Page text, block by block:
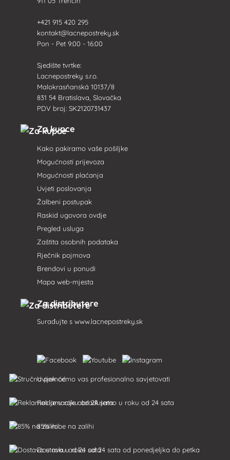
+421 915 420 295
kontakt@lacnepostreky.sk
Pon - Pet 9:00 - 16:00
Sjedište tvrtke:
Lacnepostreky s.r.o.
Malokrasňanská 10137/8
831 54 Bratislava, Slovačka
PDV broj: SK2120731437
Za kupce
Kako pakiramo vaše pošiljke
Mogućnosti prijevoza
Mogućnosti plaćanja
Uvjeti poslovanja
Žalbeni postupak
Raskid ugovora ovdje
Pregled usluga
Zaštita osobnih podataka
Rječnik pojmova
Brendovi u ponudi
Mapa web-mjesta
Za distributere
Surađujte s www.lacnepostreky.sk
Uvijek ćemo vas profesionalno savjetovati
Reklamacije obrađujemo u roku od 24 sata
85% robe na zalihi
Dostava u roku od 24 sata od ponedjeljka do petka